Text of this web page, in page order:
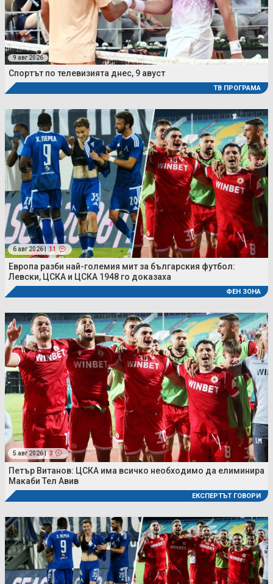
9 авг 2026
Спортът по телевизията днес, 9 авуст
ТВ ПРОГРАМА
6 авг 2026 | 11
Европа разби най-големия мит за българския футбол:
Левски, ЦСКА и ЦСКА 1948 го доказаха
ФЕН ЗОНА
5 авг 2026 | 3
Петър Витанов: ЦСКА има всичко необходимо да елиминира
Макаби Тел Авив
ЕКСПЕРТЪТ ГОВОРИ